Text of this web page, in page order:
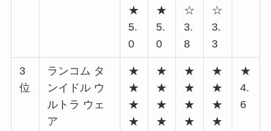
★
5.
0
★
5.
0
☆
3.
8
☆
3.
3
3
位
ランコム タ
ンイドル ウ
ルトラ ウェ
ア
★
★
★
★
★
★
★
★
★
★
★
★
★
★
★
★
★
4.
6